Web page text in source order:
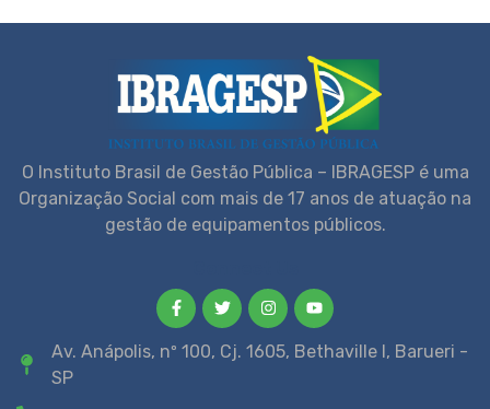
O Instituto Brasil de Gestão Pública – IBRAGESP é uma
Organização Social com mais de 17 anos de atuação na
gestão de equipamentos públicos.
Av. Anápolis, nº 100, Cj. 1605, Bethaville I, Barueri -
SP